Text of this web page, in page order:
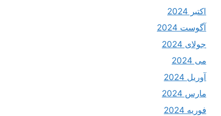
اکتبر 2024
آگوست 2024
جولای 2024
می 2024
آوریل 2024
مارس 2024
فوریه 2024